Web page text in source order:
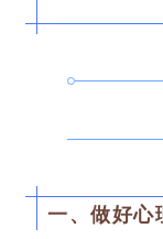
一、做好心